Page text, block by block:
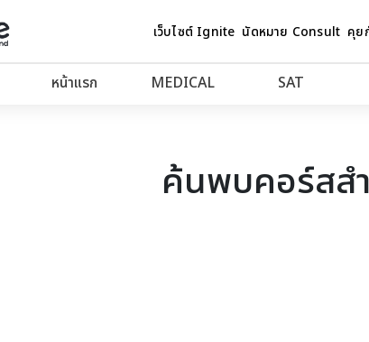
เว็บไซต์ Ignite นัดหมาย Consult คุย
หน้าแรก MEDICAL SAT
ค้นพบคอร์สส